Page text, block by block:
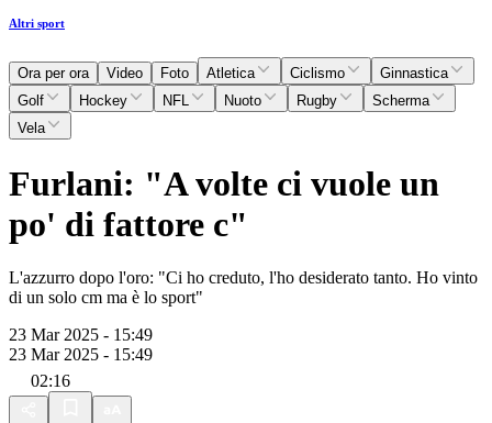
Altri sport
Ora per ora Video Foto Atletica Ciclismo
Ginnastica
Golf
Hockey NFL Nuoto Rugby
Scherma
Vela
Furlani: "A volte ci vuole un
po' di fattore c"
L'azzurro dopo l'oro: "Ci ho creduto, l'ho desiderato tanto. Ho vinto
di un solo cm ma è lo sport"
23 Mar 2025 - 15:49
23 Mar 2025 - 15:49
02:16